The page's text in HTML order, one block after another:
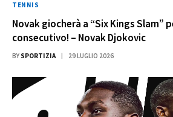
TENNIS
Novak giocherà a “Six Kings Slam”
consecutivo! – Novak Djokovic
BY SPORTIZIA 29 LUGLIO 2026